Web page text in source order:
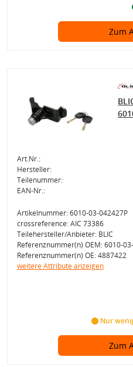
Zum
Art.Nr.:
Hersteller:
Teilenummer:
EAN-Nr.:
Artikelnummer: 6010-03-042427P
crossreference: AIC 73386
Teilehersteller/Anbieter: BLIC
Referenznummer(n) OEM: 6010-
Referenznummer(n) OE: 4887422
weitere Attribute anzeigen
Nur
Zum